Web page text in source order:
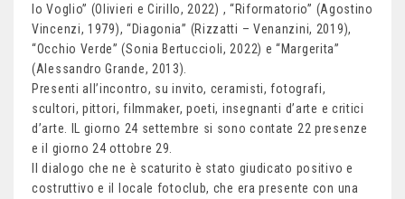
lo Voglio” (Olivieri e Cirillo, 2022) , “Riformatorio” (Agostino
Vincenzi, 1979), “Diagonia” (Rizzatti – Venanzini, 2019),
“Occhio Verde” (Sonia Bertuccioli, 2022) e “Margerita”
(Alessandro Grande, 2013).
Presenti all’incontro, su invito, ceramisti, fotografi,
scultori, pittori, filmmaker, poeti, insegnanti d’arte e critici
d’arte. IL giorno 24 settembre si sono contate 22 presenze
e il giorno 24 ottobre 29.
Il dialogo che ne è scaturito è stato giudicato positivo e
costruttivo e il locale fotoclub, che era presente con una